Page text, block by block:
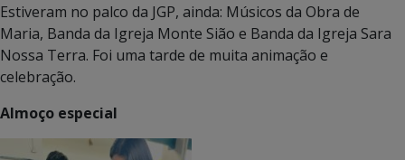
Estiveram no palco da JGP, ainda: Músicos da Obra de
Maria, Banda da Igreja Monte Sião e Banda da Igreja Sara
Nossa Terra. Foi uma tarde de muita animação e
celebração.
Almoço especial